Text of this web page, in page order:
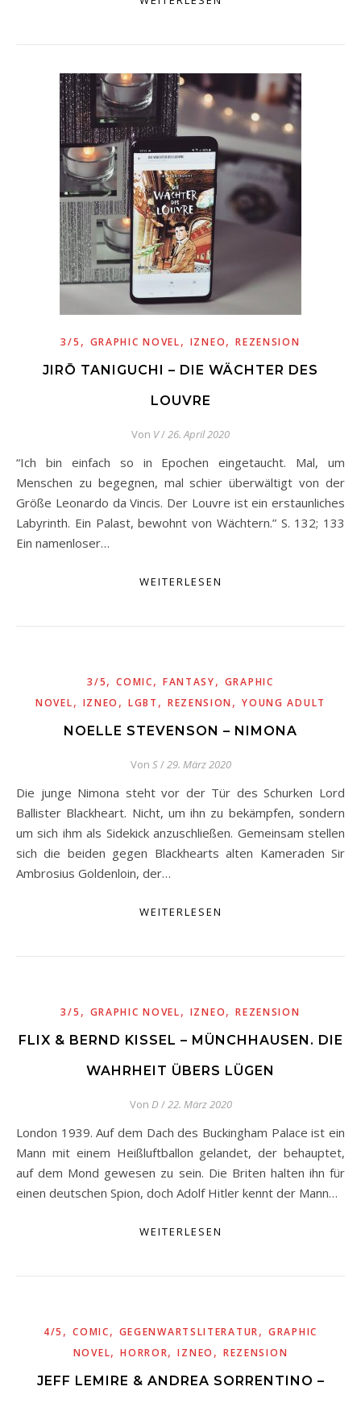
3/5 , GRAPHIC NOVEL, IZNEO,REZENSION
JIRŌ TANIGUCHI – DIE WÄCHTER DES
LOUVRE
Von V/26. April 2020
“Ich bin einfach so in Epochen eingetaucht. Mal, um
Menschen zu begegnen, mal schier überwältigt von der
Größe Leonardo da Vincis. Der Louvre ist ein erstaunliches
Labyrinth. Ein Palast, bewohnt von Wächtern.” S. 132; 133
Ein namenloser…
WEITERLESEN
3/5,COMIC, FANTASY, GRAPHIC
NOVEL, IZNEO ,LGBT , REZENSION ,YOUNG ADULT
NOELLE STEVENSON – NIMONA
Von S/29. März 2020
Die junge Nimona steht vor der Tür des Schurken Lord
Ballister Blackheart. Nicht, um ihn zu bekämpfen, sondern
um sich ihm als Sidekick anzuschließen. Gemeinsam stellen
sich die beiden gegen Blackhearts alten Kameraden Sir
Ambrosius Goldenloin, der…
WEITERLESEN
3/5 , GRAPHIC NOVEL, IZNEO,REZENSION
FLIX & BERND KISSEL – MÜNCHHAUSEN. DIE
WAHRHEIT ÜBERS LÜGEN
Von D /22. März 2020
London 1939. Auf dem Dach des Buckingham Palace ist ein
Mann mit einem Heißluftballon gelandet, der behauptet,
auf dem Mond gewesen zu sein. Die Briten halten ihn für
einen deutschen Spion, doch Adolf Hitler kennt der Mann…
WEITERLESEN
4/5 ,COMIC, GEGENWARTSLITERATUR, GRAPHIC
NOVEL,HORROR,IZNEO , REZENSION
JEFF LEMIRE & ANDREA SORRENTINO –